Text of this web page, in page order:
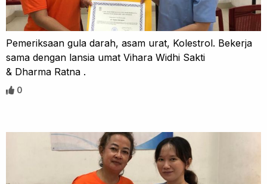
Pemeriksaan gula darah, asam urat, Kolestrol. Bekerja
sama dengan lansia umat Vihara Widhi Sakti
& Dharma Ratna .
0